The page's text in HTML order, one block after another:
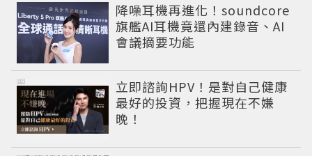
降噪耳機再進化！soundcore
旗艦AI耳機竟還內建錄音、AI
會議摘要功能
立即諮詢HPV！是對自己健康
最好的投資，把握現在不嫌
晚！
PR